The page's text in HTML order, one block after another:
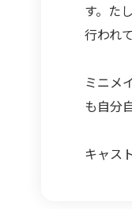
す。た
行われ
ミニメ
も自分
キャス